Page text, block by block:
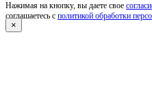
Нажимая на кнопку, вы даете свое
соглашаетесь с политикой обработки
×